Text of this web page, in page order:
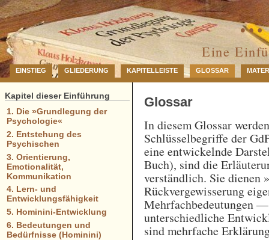
…
Eine
EINSTIEG GLIEDERUNG KAPITELLEISTE GLOSSAR
Glossar
In diesem Glossar
Schlüsselbegriffe der
eine entwickelnde
Buch), sind die
verständlich. Sie dienen
Rückvergewisserung
Mehrfachbedeutungen
unterschiedliche
sind mehrfache
Kapitel dieser Einführung
1. Die »Grundlegung der
Psychologie«
2. Entstehung des
Psychischen
3. Orientierung,
Emotionalität,
Kommunikation
4. Lern- und
Entwicklungsfähigkeit
5. Hominini-Entwicklung
6. Bedeutungen und
Bedürfnisse (Hominini)